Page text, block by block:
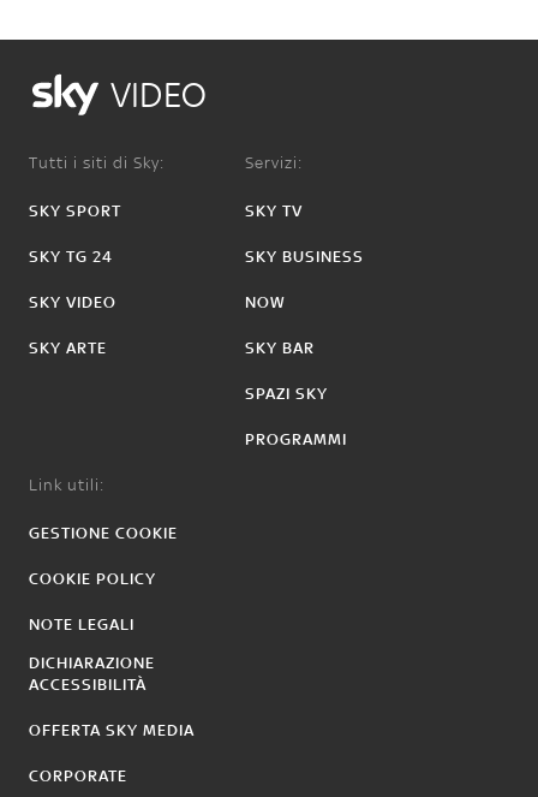
VIDEO
Tutti i siti di Sky:
SKY SPORT
SKY TG 24
SKY VIDEO
SKY ARTE
Servizi:
SKY TV
SKY BUSINESS
NOW
SKY BAR
SPAZI SKY
PROGRAMMI
Link utili:
GESTIONE COOKIE
COOKIE POLICY
NOTE LEGALI
DICHIARAZIONE
ACCESSIBILITÀ
OFFERTA SKY MEDIA
CORPORATE